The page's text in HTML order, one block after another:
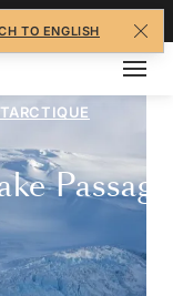
TO ENGLISH
Passage